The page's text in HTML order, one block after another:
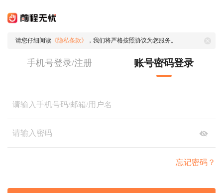
请您仔细阅读 《隐私条款》 ，我们将严格按照协议为您服务。
手机号登录/注册 账号密码登录
忘记密码？